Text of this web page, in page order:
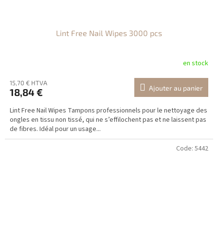
Lint Free Nail Wipes 3000 pcs
en stock
15,70 € HTVA
18,84 € Ajouter au panier
Lint Free Nail Wipes Tampons professionnels pour le nettoyage des
ongles en tissu non tissé, qui ne s’effilochent pas et ne laissent pas
de fibres. Idéal pour un usage...
Code: 5442